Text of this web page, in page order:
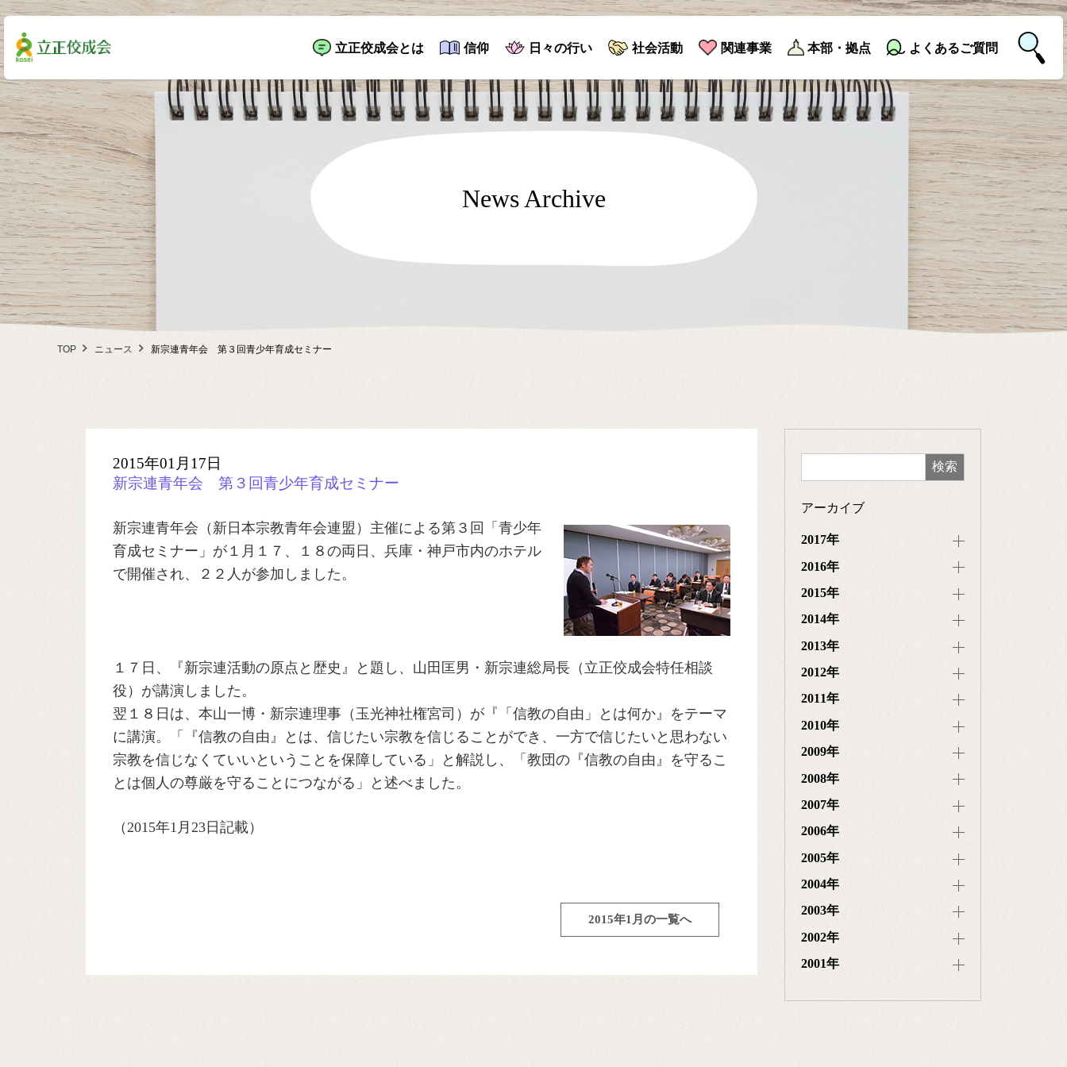
立正佼成会とは 信仰 日々の行い 社会活動 関連事業 本部・拠点 よくあるご質問
News Archive
TOP ニュース 新宗連青年会 第３回青少年育成セミナー
2015年01月17日
新宗連青年会 第３回青少年育成セミナー
新宗連青年会（新日本宗教青年会連盟）主催による第３回「青少年
育成セミナー」が１月１７、１８の両日、兵庫・神戸市内のホテル
で開催され、２２人が参加しました。
１７日、『新宗連活動の原点と歴史』と題し、山田匡男・新宗連総局長（立正佼成会特任相談
役）が講演しました。
翌１８日は、本山一博・新宗連理事（玉光神社権宮司）が『「信教の自由」とは何か』をテーマ
に講演。「『信教の自由』とは、信じたい宗教を信じることができ、一方で信じたいと思わない
宗教を信じなくていいということを保障している」と解説し、「教団の『信教の自由』を守るこ
とは個人の尊厳を守ることにつながる」と述べました。
（2015年1月23日記載）
2015年1月の一覧へ
アーカイブ
2017年
2016年
2015年
2014年
2013年
2012年
2011年
2010年
2009年
2008年
2007年
2006年
2005年
2004年
2003年
2002年
2001年